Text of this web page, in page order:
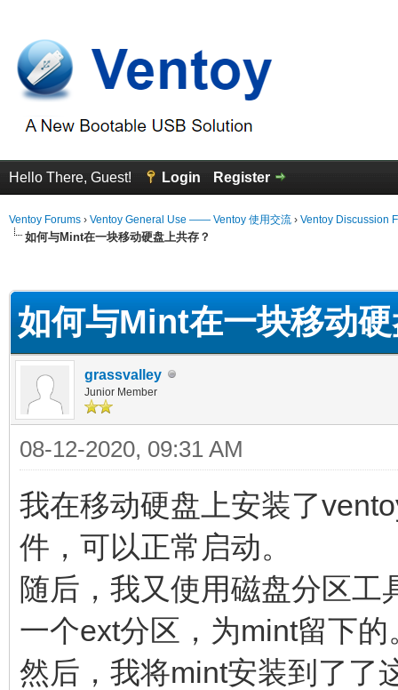
Hello There, Guest! Login Register
Ventoy Forums › Ventoy General Use —— Ventoy 使用交流 › Ventoy Discussion
如何与Mint在一块移动硬盘上共存？
如何与Mint在一块移动
grassvalley
Junior Member
08-12-2020, 09:31 AM
我在移动硬盘上安装了
件，可以正常启动。
随后，我又使用磁盘分区
一个ext分区，为mint留下
然后，我将mint安装到了了